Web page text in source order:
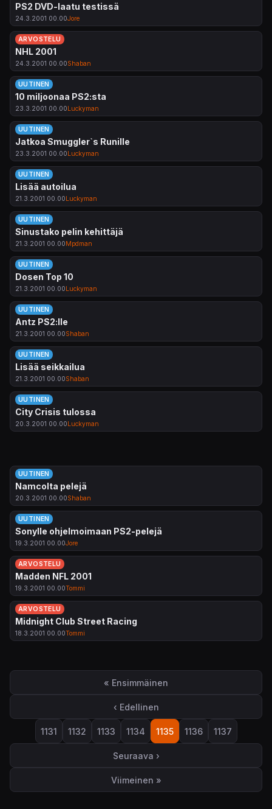
PS2 DVD-laatu testissä
24.3.2001 00.00Jore
ARVOSTELU
NHL 2001
24.3.2001 00.00Shaban
UUTINEN
10 miljoonaa PS2:sta
23.3.2001 00.00Luckyman
UUTINEN
Jatkoa Smuggler`s Runille
23.3.2001 00.00Luckyman
UUTINEN
Lisää autoilua
21.3.2001 00.00Luckyman
UUTINEN
Sinustako pelin kehittäjä
21.3.2001 00.00Mpdman
UUTINEN
Dosen Top 10
21.3.2001 00.00Luckyman
UUTINEN
Antz PS2:lle
21.3.2001 00.00Shaban
UUTINEN
Lisää seikkailua
21.3.2001 00.00Shaban
UUTINEN
City Crisis tulossa
20.3.2001 00.00Luckyman
UUTINEN
Namcolta pelejä
20.3.2001 00.00Shaban
UUTINEN
Sonylle ohjelmoimaan PS2-pelejä
19.3.2001 00.00Jore
ARVOSTELU
Madden NFL 2001
19.3.2001 00.00Tommi
ARVOSTELU
Midnight Club Street Racing
18.3.2001 00.00Tommi
Sivutus
Ensimmäinen sivu
« Ensimmäinen
Edellinen sivu
‹ Edellinen
Sivu
1131
Sivu
1132
Sivu
1133
Sivu
1134
Sivu
1135
Sivu
1136
Sivu
1137
Seuraava sivu
Seuraava ›
Viimeinen sivu
Viimeinen »